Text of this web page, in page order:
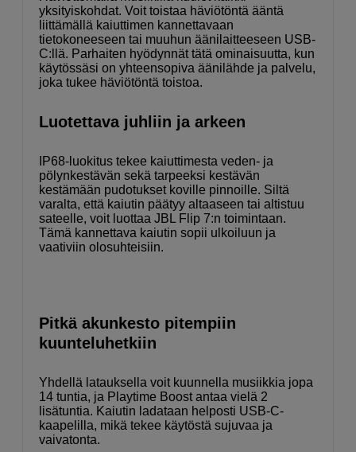
yksityiskohdat. Voit toistaa häviötöntä ääntä
liittämällä kaiuttimen kannettavaan
tietokoneeseen tai muuhun äänilaitteeseen USB-
C:llä. Parhaiten hyödynnät tätä ominaisuutta, kun
käytössäsi on yhteensopiva äänilähde ja palvelu,
joka tukee häviötöntä toistoa.
Luotettava juhliin ja arkeen
IP68-luokitus tekee kaiuttimesta veden- ja
pölynkestävän sekä tarpeeksi kestävän
kestämään pudotukset koville pinnoille. Siltä
varalta, että kaiutin päätyy altaaseen tai altistuu
sateelle, voit luottaa JBL Flip 7:n toimintaan.
Tämä kannettava kaiutin sopii ulkoiluun ja
vaativiin olosuhteisiin.
Pitkä akunkesto pitempiin
kuunteluhetkiin
Yhdellä latauksella voit kuunnella musiikkia jopa
14 tuntia, ja Playtime Boost antaa vielä 2
lisätuntia. Kaiutin ladataan helposti USB-C-
kaapelilla, mikä tekee käytöstä sujuvaa ja
vaivatonta.